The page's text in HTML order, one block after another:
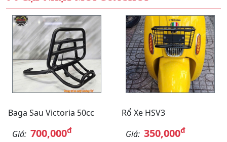
Baga Sau Victoria 50cc
Giá: 700,000đ
Rổ Xe HSV3
Giá: 350,000đ